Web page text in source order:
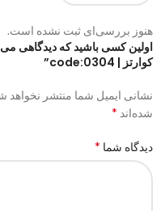
هنوز بررسی‌ای ثبت نشده است.
اولین کسی باشید که دیدگاهی
کوارتز | code:0304”
نشانی ایمیل شما منتشر نخواهد
شده‌اند *
دیدگاه شما *